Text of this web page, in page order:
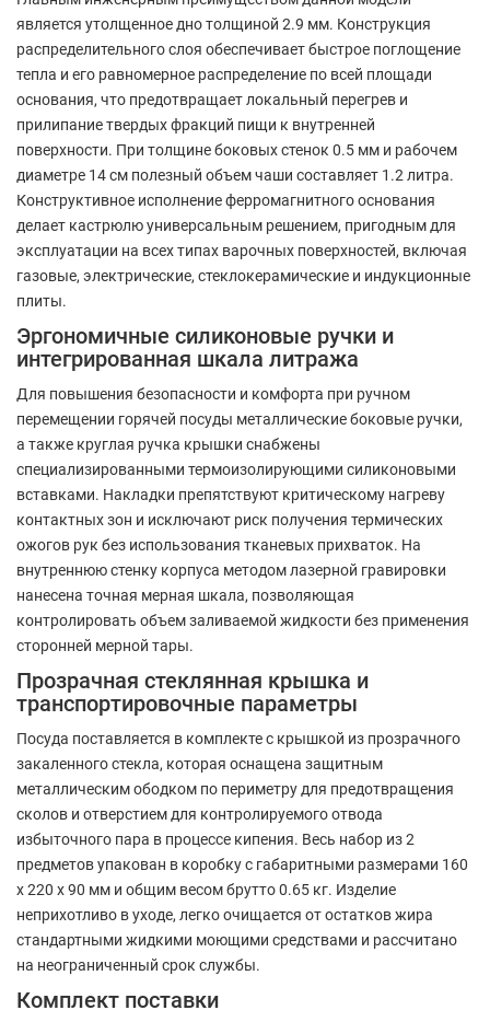
является утолщенное дно толщиной 2.9 мм. Конструкция
распределительного слоя обеспечивает быстрое поглощение
тепла и его равномерное распределение по всей площади
основания, что предотвращает локальный перегрев и
прилипание твердых фракций пищи к внутренней
поверхности. При толщине боковых стенок 0.5 мм и рабочем
диаметре 14 см полезный объем чаши составляет 1.2 литра.
Конструктивное исполнение ферромагнитного основания
делает кастрюлю универсальным решением, пригодным для
эксплуатации на всех типах варочных поверхностей, включая
газовые, электрические, стеклокерамические и индукционные
плиты.
Эргономичные силиконовые ручки и
интегрированная шкала литража
Для повышения безопасности и комфорта при ручном
перемещении горячей посуды металлические боковые ручки,
а также круглая ручка крышки снабжены
специализированными термоизолирующими силиконовыми
вставками. Накладки препятствуют критическому нагреву
контактных зон и исключают риск получения термических
ожогов рук без использования тканевых прихваток. На
внутреннюю стенку корпуса методом лазерной гравировки
нанесена точная мерная шкала, позволяющая
контролировать объем заливаемой жидкости без применения
сторонней мерной тары.
Прозрачная стеклянная крышка и
транспортировочные параметры
Посуда поставляется в комплекте с крышкой из прозрачного
закаленного стекла, которая оснащена защитным
металлическим ободком по периметру для предотвращения
сколов и отверстием для контролируемого отвода
избыточного пара в процессе кипения. Весь набор из 2
предметов упакован в коробку с габаритными размерами 160
x 220 x 90 мм и общим весом брутто 0.65 кг. Изделие
неприхотливо в уходе, легко очищается от остатков жира
стандартными жидкими моющими средствами и рассчитано
на неограниченный срок службы.
Комплект поставки